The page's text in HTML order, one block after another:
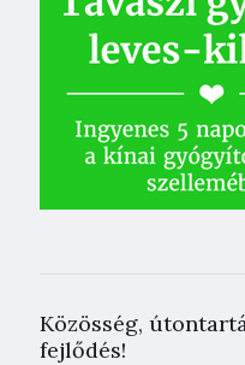
Közösség,
fejlődés!